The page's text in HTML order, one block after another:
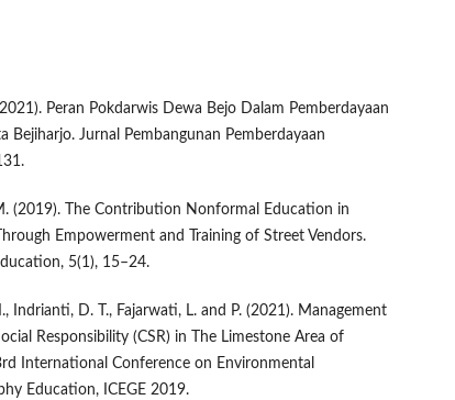
Peran Pokdarwis Dewa Bejo Dalam Pemberdayaan
Bejiharjo. Jurnal Pembangunan Pemberdayaan
(2019). The Contribution Nonformal Education in
Empowerment and Training of Street Vendors.
5(1), 15–24.
Indrianti, D. T., Fajarwati, L. and P. (2021). Management
Responsibility (CSR) in The Limestone Area of
International Conference on Environmental
Education, ICEGE 2019.